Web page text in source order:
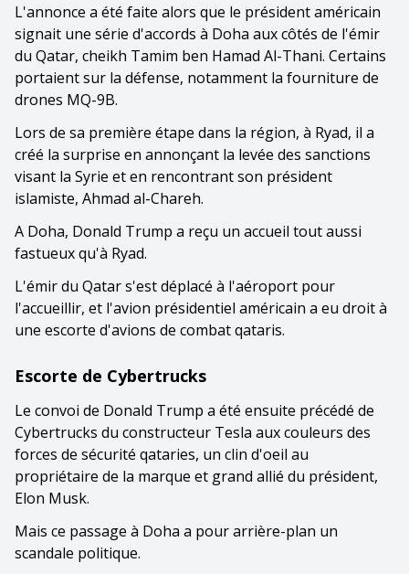
L'annonce a été faite alors que le président américain
signait une série d'accords à Doha aux côtés de l'émir
du Qatar, cheikh Tamim ben Hamad Al-Thani. Certains
portaient sur la défense, notamment la fourniture de
drones MQ-9B.
Lors de sa première étape dans la région, à Ryad, il a
créé la surprise en annonçant la levée des sanctions
visant la Syrie et en rencontrant son président
islamiste, Ahmad al-Chareh.
A Doha, Donald Trump a reçu un accueil tout aussi
fastueux qu'à Ryad.
L'émir du Qatar s'est déplacé à l'aéroport pour
l'accueillir, et l'avion présidentiel américain a eu droit à
une escorte d'avions de combat qataris.
Escorte de Cybertrucks
Le convoi de Donald Trump a été ensuite précédé de
Cybertrucks du constructeur Tesla aux couleurs des
forces de sécurité qataries, un clin d'oeil au
propriétaire de la marque et grand allié du président,
Elon Musk.
Mais ce passage à Doha a pour arrière-plan un
scandale politique.